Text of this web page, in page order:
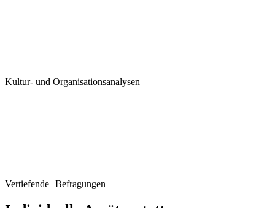
Kultur- und Organisationsanalysen
Vertiefende Befragungen